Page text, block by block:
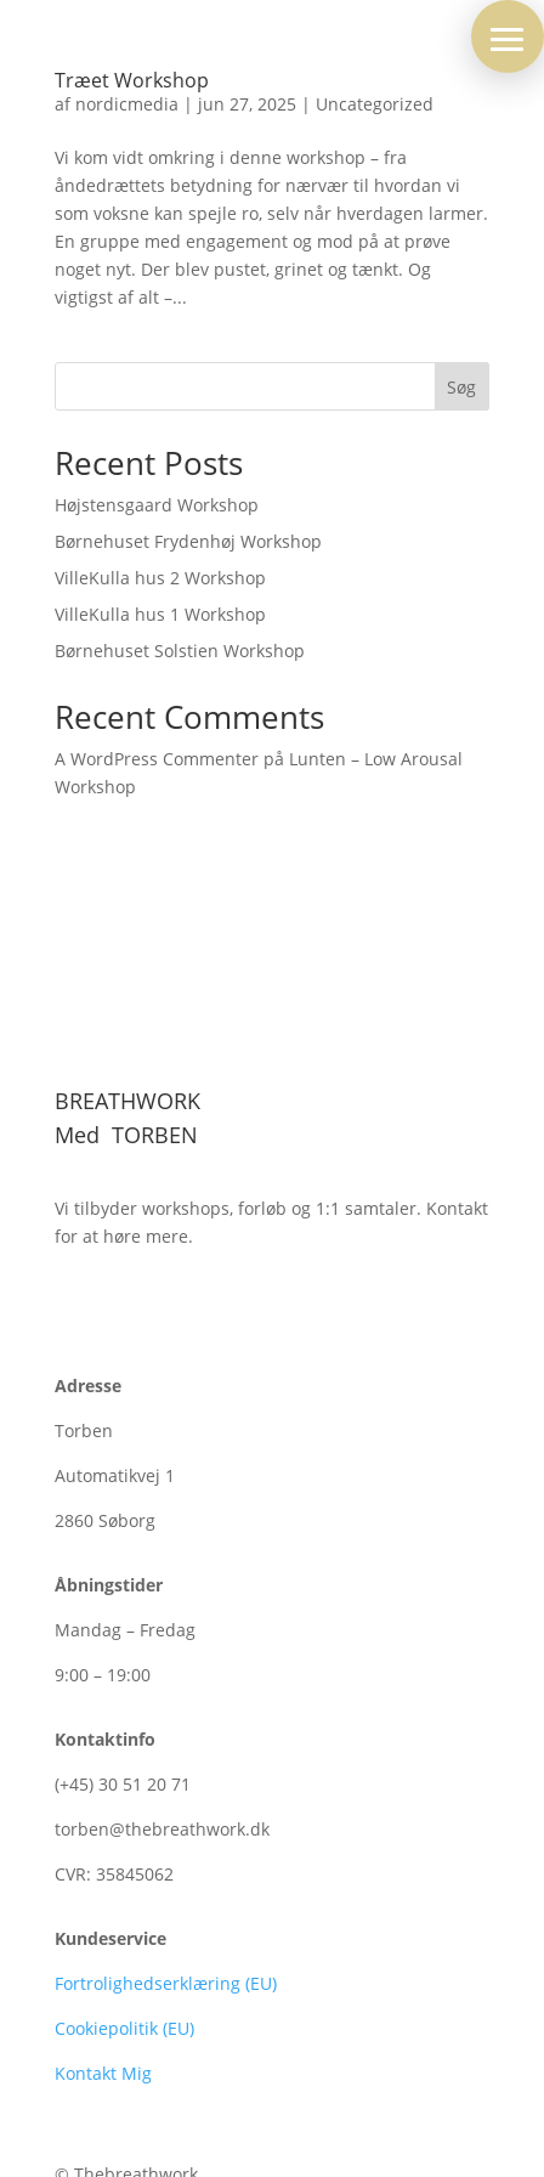
Træet Workshop
af nordicmedia | jun 27, 2025 | Uncategorized
Vi kom vidt omkring i denne workshop – fra
åndedrættets betydning for nærvær til hvordan vi
som voksne kan spejle ro, selv når hverdagen larmer.
En gruppe med engagement og mod på at prøve
noget nyt. Der blev pustet, grinet og tænkt. Og
vigtigst af alt –...
Søg
Recent Posts
Højstensgaard Workshop
Børnehuset Frydenhøj Workshop
VilleKulla hus 2 Workshop
VilleKulla hus 1 Workshop
Børnehuset Solstien Workshop
Recent Comments
A WordPress Commenterpå Lunten – Low Arousal
Workshop
BREATHWORK
Med TORBEN
Vi tilbyder workshops, forløb og 1:1 samtaler. Kontakt
for at høre mere.
Adresse
Torben
Automatikvej 1
2860 Søborg
Åbningstider
Mandag – Fredag
9:00 – 19:00
Kontaktinfo
(+45) 30 51 20 71
torben@thebreathwork.dk
CVR: 35845062
Kundeservice
Fortrolighedserklæring (EU)
Cookiepolitik (EU)
Kontakt Mig